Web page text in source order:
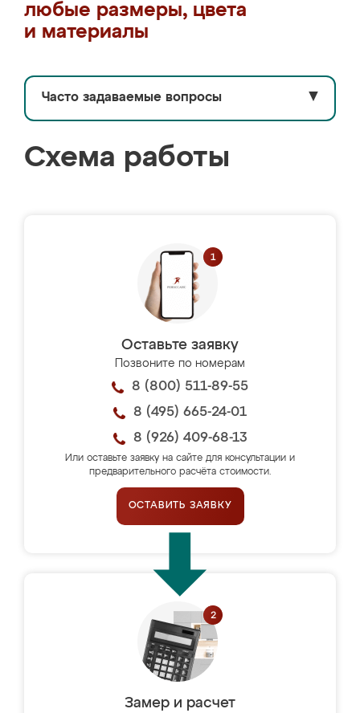
любые размеры, цвета
и материалы
Часто задаваемые вопросы ▼
Схема работы
Оставьте заявку
Позвоните по номерам
8 (800) 511-89-55
8 (495) 665-24-01
8 (926) 409-68-13
Или оставьте заявку на сайте для консультации и
предварительного расчёта стоимости.
ОСТАВИТЬ ЗАЯВКУ
Замер и расчет